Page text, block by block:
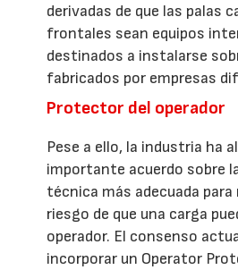
derivadas de que las palas
frontales sean equipos
destinados a instalarse
fabricados por empresas
Protector del operador
Pese a ello, la industria ha
importante acuerdo sobre
técnica más adecuada
riesgo de que una carga
operador. El consenso
incorporar un Operator